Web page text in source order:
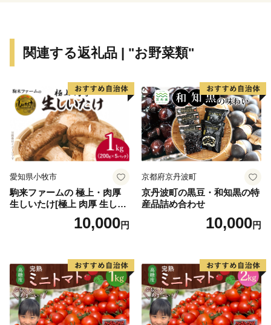
関連する返礼品 | "お野菜類"
愛知県小牧市
駒来ファームの 極上・肉厚
生しいたけ[極上 肉厚 生しい
たけ 生シイタケ 生椎茸 安心
安全 国産 採れたて 新鮮 きの
10,000円
京都府京丹波町
京丹波町の黒豆・和知黒の特
産品詰め合わせ
10,000円